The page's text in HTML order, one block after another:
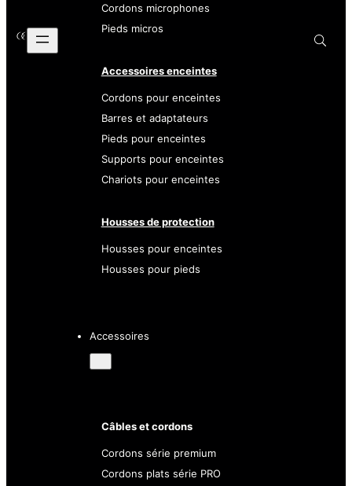
Cordons microphones
Pieds micros
Accessoires enceintes
Cordons pour enceintes
Barres et adaptateurs
Pieds pour enceintes
Supports pour enceintes
Chariots pour enceintes
Housses de protection
Housses pour enceintes
Housses pour pieds
Accessoires
Câbles et cordons
Cordons série premium
Cordons plats série PRO